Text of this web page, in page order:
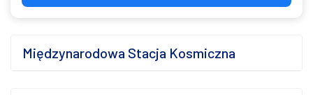
Międzynarodowa Stacja Kosmiczna